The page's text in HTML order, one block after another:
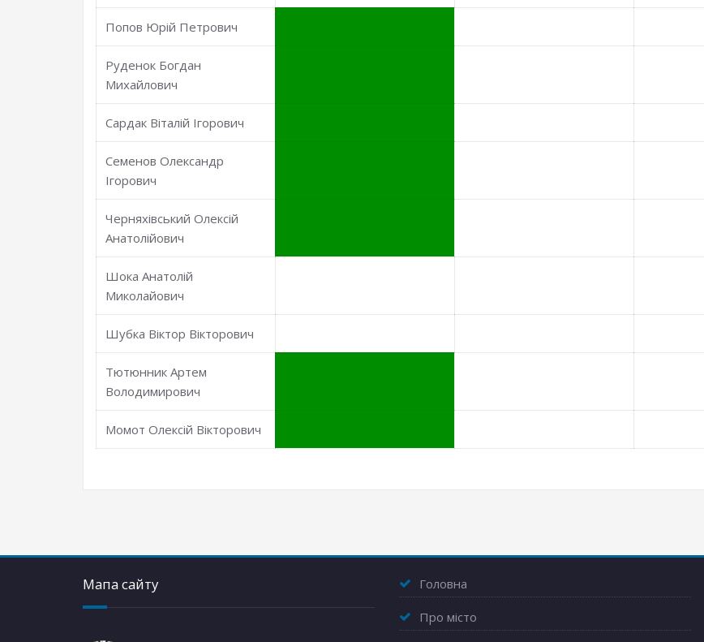
Попов Юрій Петрович
Руденок Богдан
Михайлович
Сардак Віталій Ігорович
Семенов Олександр
Ігорович
Черняхівський Олексій
Анатолійович
Шока Анатолій
Миколайович
Шубка Віктор Вікторович
Тютюнник Артем
Володимирович
Момот Олексій Вікторович
Мапа сайту Головна
Про місто